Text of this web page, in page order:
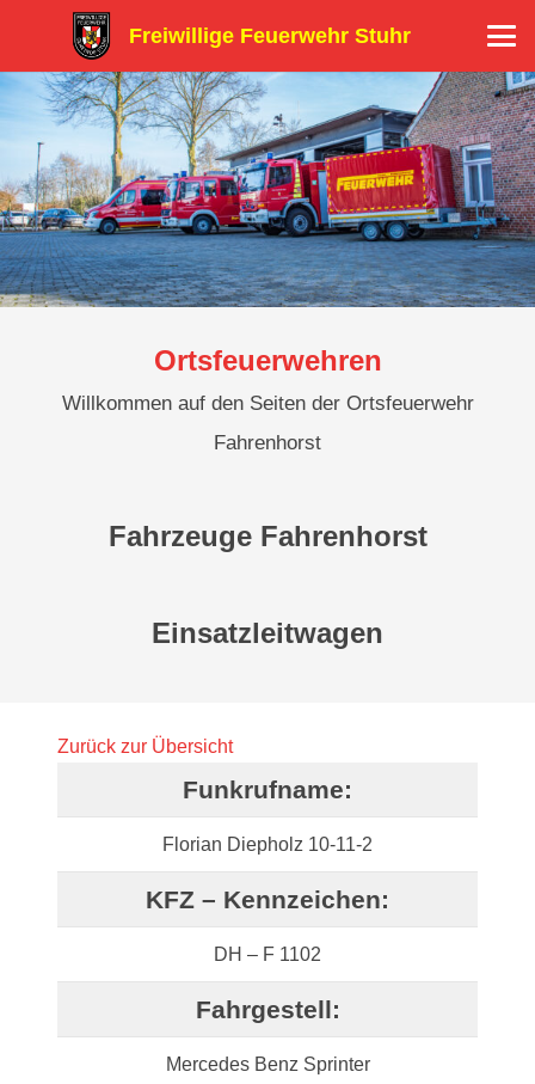
Freiwillige Feuerwehr Stuhr
Ortsfeuerwehren
Willkommen auf den Seiten der Ortsfeuerwehr
Fahrenhorst
Fahrzeuge Fahrenhorst
Einsatzleitwagen
Zurück zur Übersicht
Funkrufname:
Florian Diepholz 10-11-2
KFZ – Kennzeichen:
DH – F 1102
Fahrgestell:
Mercedes Benz Sprinter